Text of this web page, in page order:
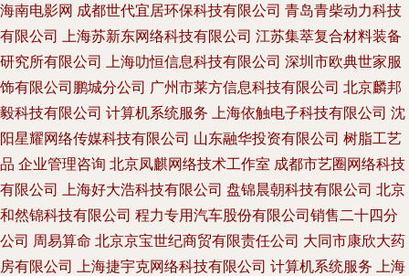
海南电影网 成都世代宜居环保科技有限公司 青岛青柴动力科技
有限公司
上海苏新东网络科技有限公司 江苏集萃复合材料装备
研究所有限公司
上海叻恒信息科技有限公司 深圳市欧典世家服
饰有限公司鹏城分公司 广州市莱方信息科技有限公司 北京麟邦
毅科技有限公司 计算机系统服务 上海依触电子科技有限公司 沈
阳星耀网络传媒科技有限公司 山东融华投资有限公司 树脂工艺
品 企业管理咨询 北京凤麒网络技术工作室 成都市艺圈网络科技
有限公司
上海好大浩科技有限公司 盘锦晨朝科技有限公司 北京
和然锦科技有限公司 程力专用汽车股份有限公司销售二十四分
公司 周易算命 北京京宝世纪商贸有限责任公司 大同市康欣大药
房有限公司
上海捷宇克网络科技有限公司 计算机系统服务
上海